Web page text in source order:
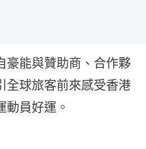
豪能與贊助商、合作夥
全球旅客前來感受香港
動員好運。